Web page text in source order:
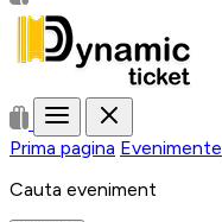
Prima pagina Evenimente
Cauta eveniment